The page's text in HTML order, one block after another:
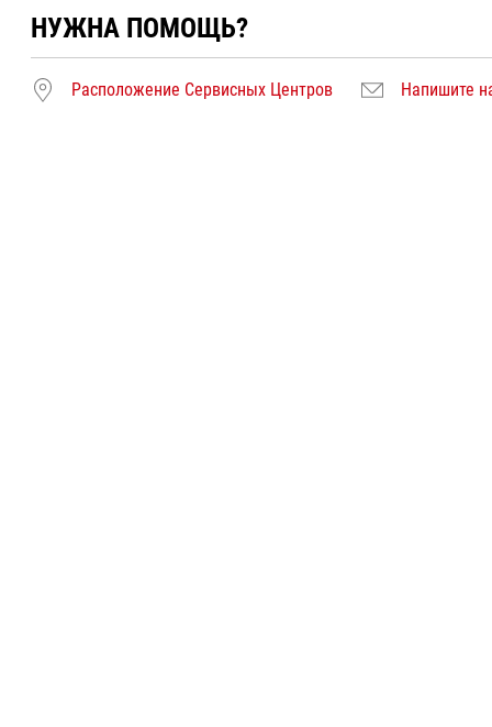
НУЖНА ПОМОЩЬ?
Расположение Сервисных Центров Напишите